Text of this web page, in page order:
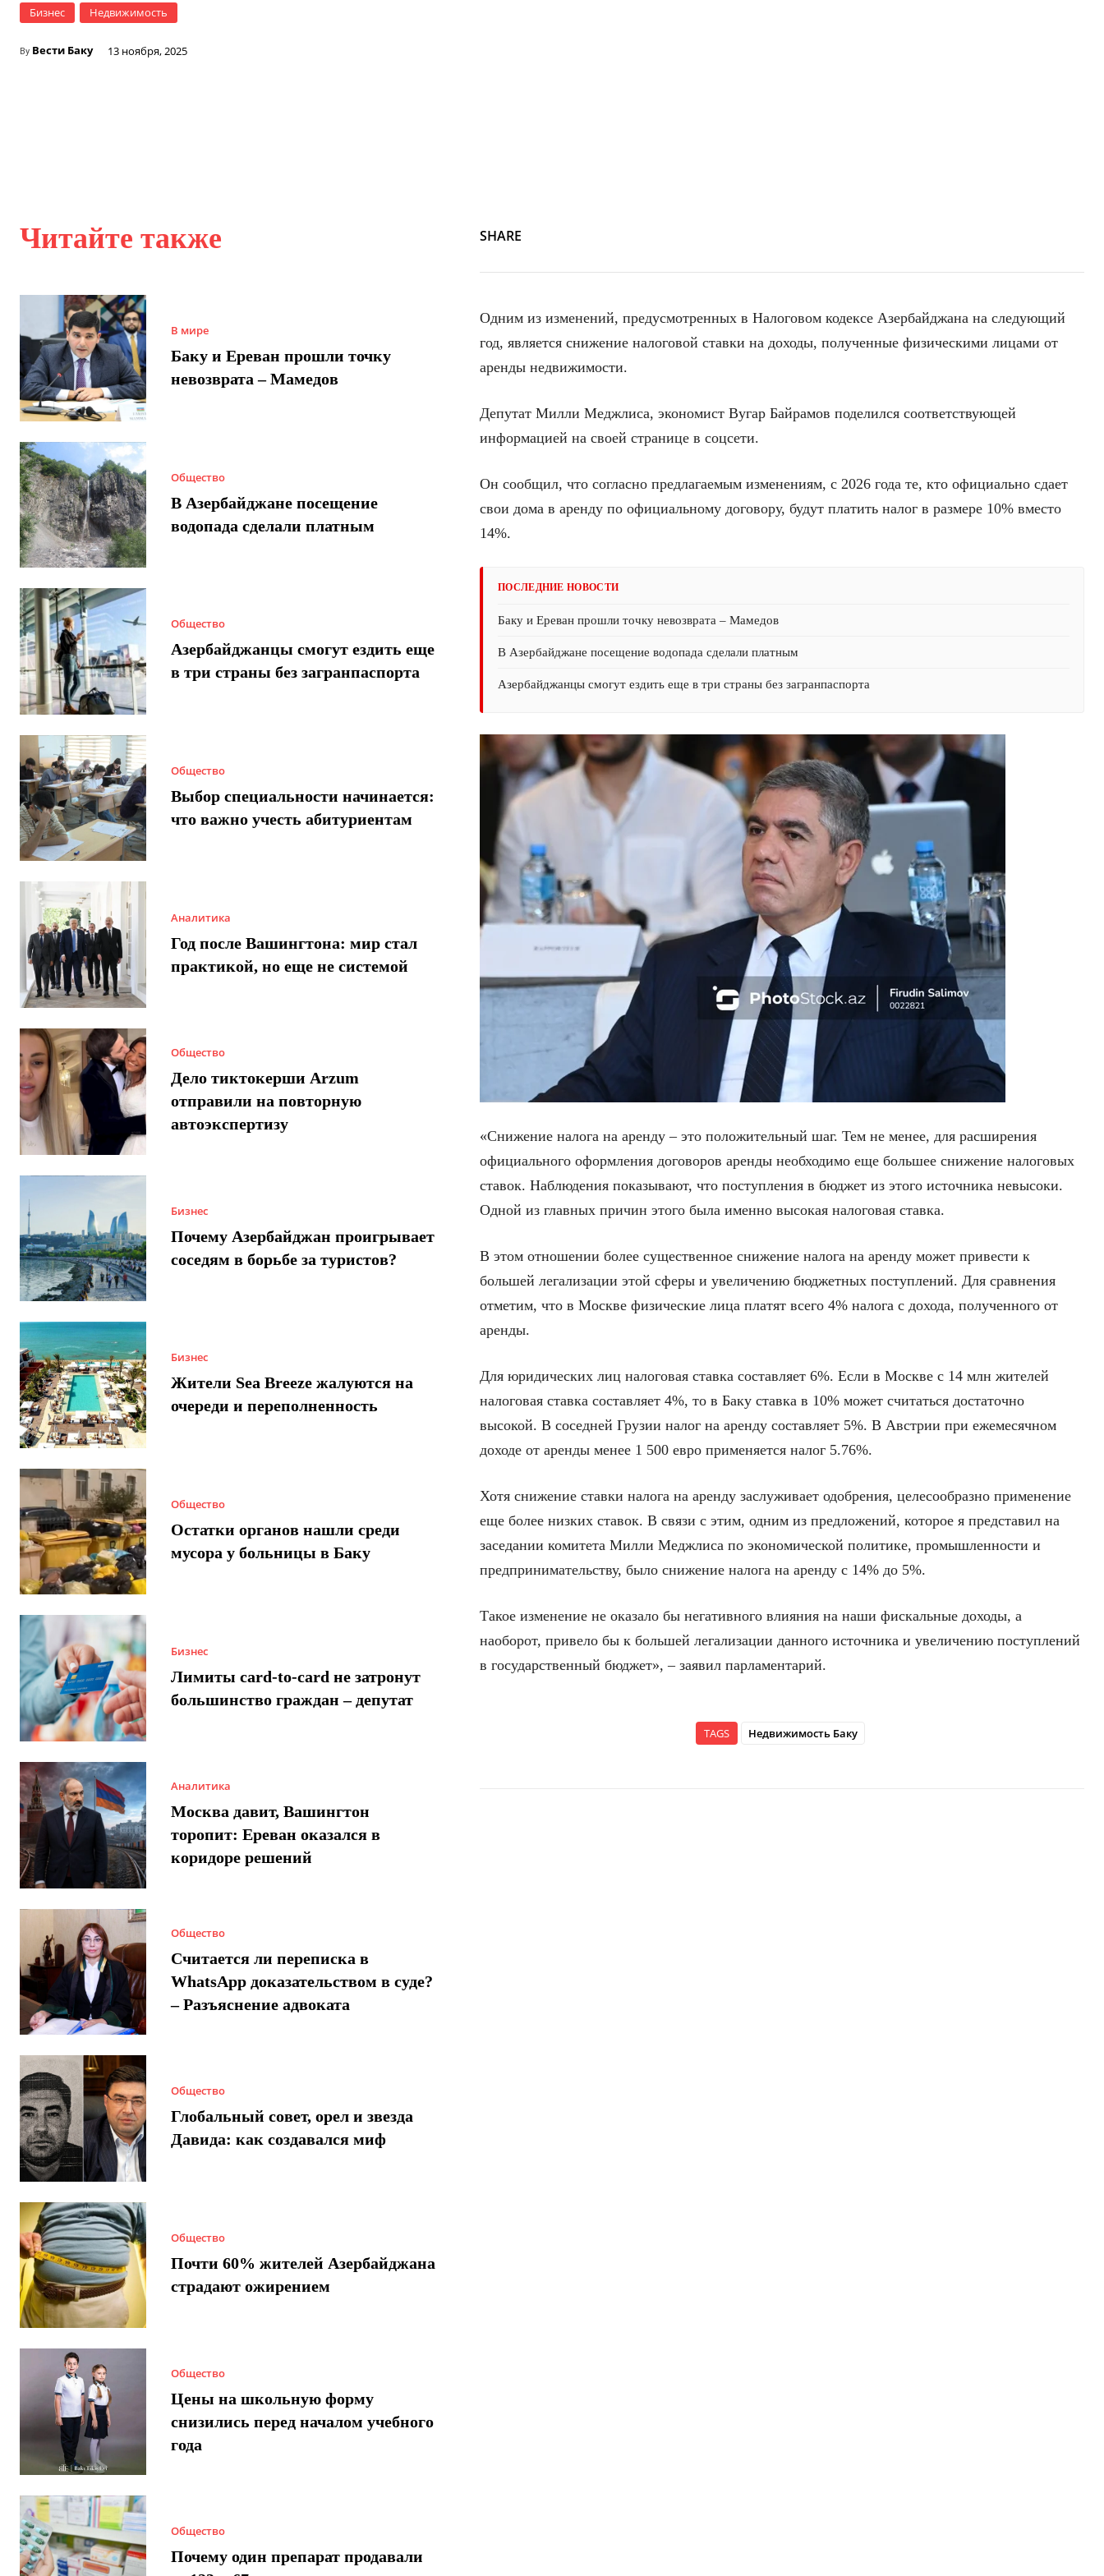
Бизнес Недвижимость
By Вести Баку 13 ноября, 2025
Читайте также
В мире
Баку и Ереван прошли точку
невозврата – Мамедов
Общество
В Азербайджане посещение
водопада сделали платным
Общество
Азербайджанцы смогут ездить еще
в три страны без загранпаспорта
Общество
Выбор специальности начинается:
что важно учесть абитуриентам
Аналитика
Год после Вашингтона: мир стал
практикой, но еще не системой
Общество
Дело тиктокерши Arzum
отправили на повторную
автоэкспертизу
Бизнес
Почему Азербайджан проигрывает
соседям в борьбе за туристов?
Бизнес
Жители Sea Breeze жалуются на
очереди и переполненность
Общество
Остатки органов нашли среди
мусора у больницы в Баку
Бизнес
Лимиты card-to-card не затронут
большинство граждан – депутат
Аналитика
Москва давит, Вашингтон
торопит: Ереван оказался в
коридоре решений
Общество
Считается ли переписка в
WhatsApp доказательством в суде?
– Разъяснение адвоката
Общество
Глобальный совет, орел и звезда
Давида: как создавался миф
Общество
Почти 60% жителей Азербайджана
страдают ожирением
Общество
Цены на школьную форму
снизились перед началом учебного
года
Общество
Почему один препарат продавали
SHARE
Одним из изменений, предусмотренных в Налоговом кодексе Азербайджана на следующий
год, является снижение налоговой ставки на доходы, полученные физическими лицами от
аренды недвижимости.
Депутат Милли Меджлиса, экономист Вугар Байрамов поделился соответствующей
информацией на своей странице в соцсети.
Он сообщил, что согласно предлагаемым изменениям, с 2026 года те, кто официально сдает
свои дома в аренду по официальному договору, будут платить налог в размере 10% вместо
14%.
ПОСЛЕДНИЕ НОВОСТИ
Баку и Ереван прошли точку невозврата – Мамедов
В Азербайджане посещение водопада сделали платным
Азербайджанцы смогут ездить еще в три страны без загранпаспорта
«Снижение налога на аренду – это положительный шаг. Тем не менее, для расширения
официального оформления договоров аренды необходимо еще большее снижение налоговых
ставок. Наблюдения показывают, что поступления в бюджет из этого источника невысоки.
Одной из главных причин этого была именно высокая налоговая ставка.
В этом отношении более существенное снижение налога на аренду может привести к
большей легализации этой сферы и увеличению бюджетных поступлений. Для сравнения
отметим, что в Москве физические лица платят всего 4% налога с дохода, полученного от
аренды.
Для юридических лиц налоговая ставка составляет 6%. Если в Москве с 14 млн жителей
налоговая ставка составляет 4%, то в Баку ставка в 10% может считаться достаточно
высокой. В соседней Грузии налог на аренду составляет 5%. В Австрии при ежемесячном
доходе от аренды менее 1 500 евро применяется налог 5.76%.
Хотя снижение ставки налога на аренду заслуживает одобрения, целесообразно применение
еще более низких ставок. В связи с этим, одним из предложений, которое я представил на
заседании комитета Милли Меджлиса по экономической политике, промышленности и
предпринимательству, было снижение налога на аренду с 14% до 5%.
Такое изменение не оказало бы негативного влияния на наши фискальные доходы, а
наоборот, привело бы к большей легализации данного источника и увеличению поступлений
в государственный бюджет», – заявил парламентарий.
TAGS Недвижимость Баку